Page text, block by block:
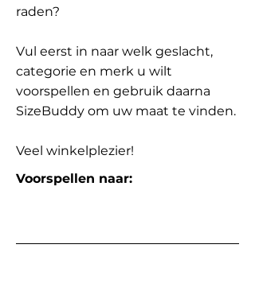
raden?
Vul eerst in naar welk geslacht,
categorie en merk u wilt
voorspellen en gebruik daarna
SizeBuddy om uw maat te vinden.
Veel winkelplezier!
Voorspellen naar: